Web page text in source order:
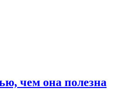
чем она полезна